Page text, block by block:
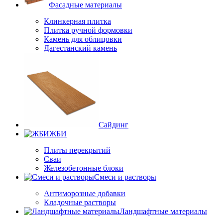
Фасадные материалы
Клинкерная плитка
Плитка ручной формовки
Камень для облицовки
Дагестанский камень
Сайдинг
ЖБИ
Плиты перекрытий
Сваи
Железобетонные блоки
Cмеси и растворы
Антиморозные добавки
Кладочные растворы
Ландшафтные материалы